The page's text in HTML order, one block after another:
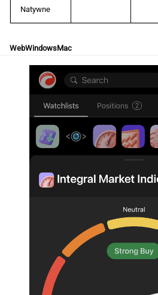
Natywne
WebWindowsMac